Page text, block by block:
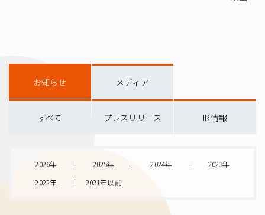
すべて プレスリリース IR情報
お知らせ メディア
2026年 2025年 2024年
2023年
2022年
2021年以前